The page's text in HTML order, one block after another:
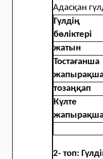
Адасқан
Гүлдің
бөліктері
жатын
Тостағанша
тозаңқап
Күлте
2- топ: